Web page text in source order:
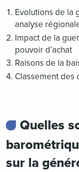
Evolutions de la
analyse
Impact de la
pouvoir d’achat
Raisons de la
Classement des
Quelles
sur la